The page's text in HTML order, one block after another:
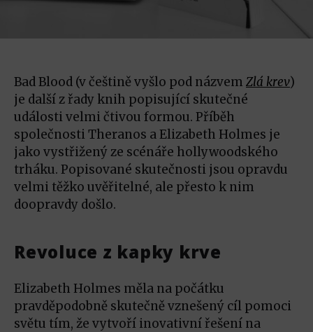
Bad Blood (v češtině vyšlo pod názvem Zlá krev)
je další z řady knih popisující skutečné
události velmi čtivou formou. Příběh
společnosti Theranos a Elizabeth Holmes je
jako vystřižený ze scénáře hollywoodského
trháku. Popisované skutečnosti jsou opravdu
velmi těžko uvěřitelné, ale přesto k nim
doopravdy došlo.
Revoluce z kapky krve
Elizabeth Holmes měla na počátku
pravděpodobně skutečně vznešený cíl pomoci
světu tím, že vytvoří inovativní řešení na